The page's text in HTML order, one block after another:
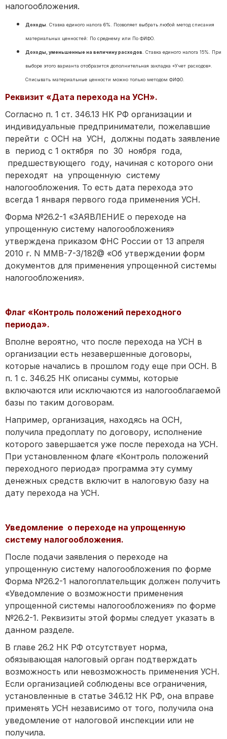
налогообложения.
Доходы . Ставка единого налога 6%. Позволяет выбрать любой метод списания
материальных ценностей: По среднему или По ФИФО.
Доходы, уменьшенные на величину расходов . Ставка единого налога 15%. При
выборе этого варианта отобразится дополнительная закладка «Учет расходов».
Списывать материальные ценности можно только методом ФИФО.
Реквизит «Дата перехода на УСН».
Согласно п. 1 ст. 346.13 НК РФ организации и
индивидуальные предприниматели, пожелавшие
перейти с ОСН на УСН, должны подать заявление
в период с 1 октября по 30 ноября года,
предшествующего году, начиная с которого они
переходят на упрощенную систему
налогообложения. То есть дата перехода это
всегда 1 января первого года применения УСН.
Форма №26.2-1 «ЗАЯВЛЕНИЕ о переходе на
упрощенную систему налогообложения»
утверждена приказом ФНС России от 13 апреля
2010 г. N ММВ-7-3/182@ «Об утверждении форм
документов для применения упрощенной системы
налогообложения».
Флаг «Контроль положений переходного
периода».
Вполне вероятно, что после перехода на УСН в
организации есть незавершенные договоры,
которые начались в прошлом году еще при ОСН. В
п. 1 с. 346.25 НК описаны суммы, которые
включаются или исключаются из налогооблагаемой
базы по таким договорам.
Например, организация, находясь на ОСН,
получила предоплату по договору, исполнение
которого завершается уже после перехода на УСН.
При установленном флаге «Контроль положений
переходного периода» программа эту сумму
денежных средств включит в налоговую базу на
дату перехода на УСН.
Уведомление о переходе на упрощенную
систему налогообложения.
После подачи заявления о переходе на
упрощенную систему налогообложения по форме
Форма №26.2-1 налогоплательщик должен получить
«Уведомление о возможности применения
упрощенной системы налогообложения» по форме
№26.2-1. Реквизиты этой формы следует указать в
данном разделе.
В главе 26.2 НК РФ отсутствует норма,
обязывающая налоговый орган подтверждать
возможность или невозможность применения УСН.
Если организацией соблюдены все ограничения,
установленные в статье 346.12 НК РФ, она вправе
применять УСН независимо от того, получила она
уведомление от налоговой инспекции или не
получила.